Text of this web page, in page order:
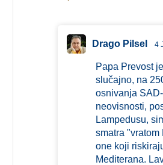
Drago Pilsel 4
Papa Prevost
slučajno, na
osnivanja
neovisnosti,
Lampedusu,
smatra "vratom
one koji
Mediterana.